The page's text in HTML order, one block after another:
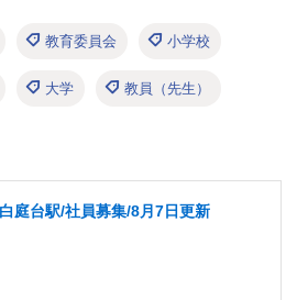
教育委員会 小学校
大学 教員（先生）
庭台駅/社員募集/8月7日更新